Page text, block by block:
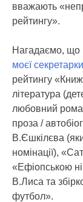
вважають
рейтингу».
Нагадаємо, що
моєї
рейтингу
література
любовний
проза /
В.Єшкілєва
номінації),
«Ефіопською
В.Лиса та
футбол».